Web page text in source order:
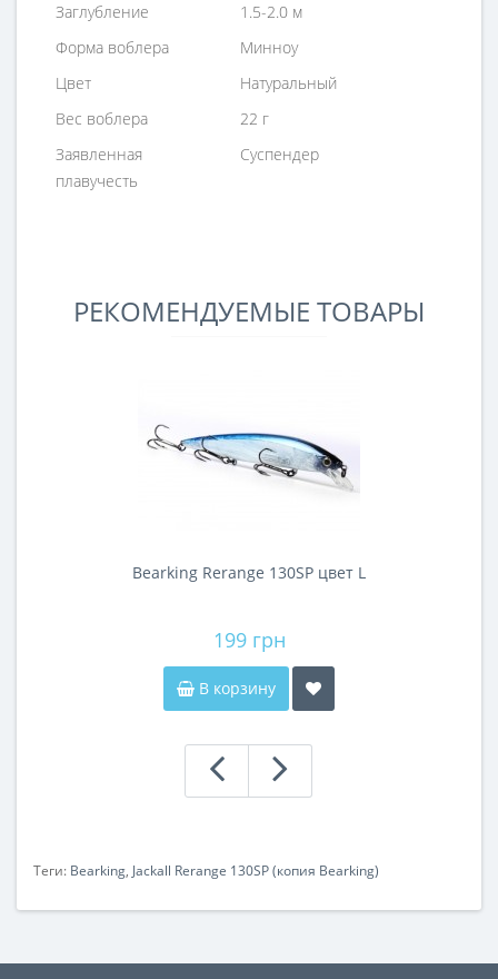
Заглубление
1.5-2.0 м
Форма воблера
Минноу
Цвет
Натуральный
Вес воблера
22 г
Заявленная
плавучесть
Суспендер
РЕКОМЕНДУЕМЫЕ ТОВАРЫ
Bearking Rerange 130SP цвет L
199 грн
В корзину
Теги: Bearking, Jackall Rerange 130SP (копия Bearking)